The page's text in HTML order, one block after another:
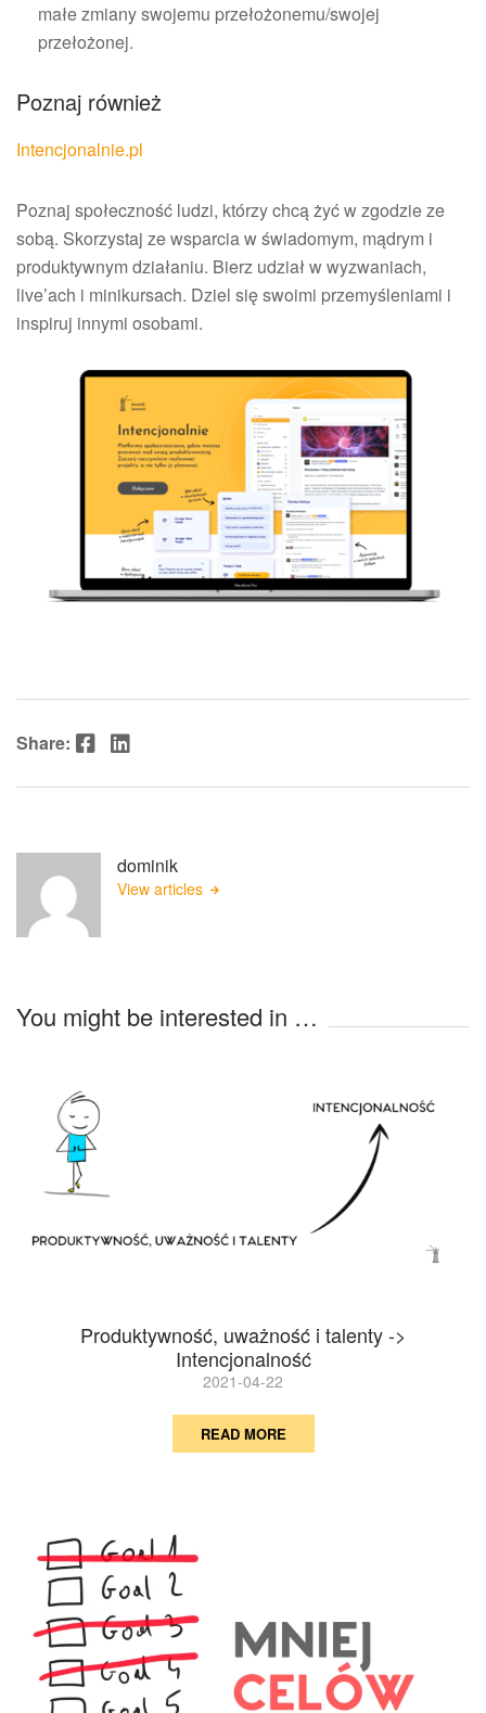
małe zmiany swojemu przełożonemu/swojej
przełożonej.
Poznaj również
Intencjonalnie.pl
Poznaj społeczność ludzi, którzy chcą żyć w zgodzie ze
sobą. Skorzystaj ze wsparcia w świadomym, mądrym i
produktywnym działaniu. Bierz udział w wyzwaniach,
live’ach i minikursach. Dziel się swoimi przemyśleniami i
inspiruj innymi osobami.
Share: Facebook LinkedIn
dominik
View articles
You might be interested in …
Produktywność, uważność i talenty ->
Intencjonalność
2021-04-22
READ MORE